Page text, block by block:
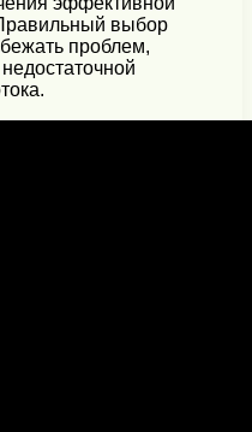
выбор
проблем,